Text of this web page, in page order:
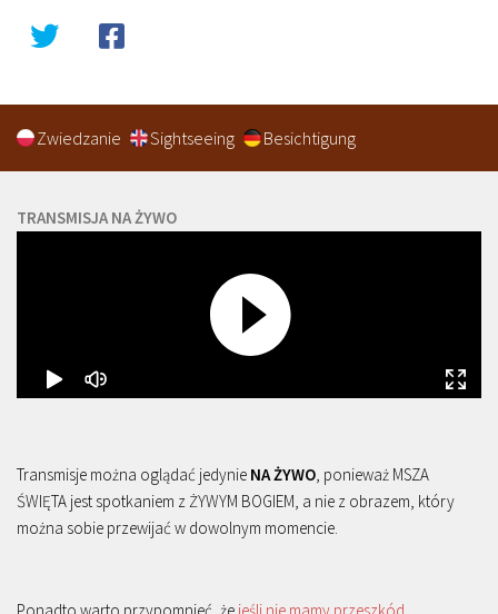
Zwiedzanie Sightseeing Besichtigung
TRANSMISJA NA ŻYWO
Transmisje można oglądać jedynie NA ŻYWO , ponieważ MSZA
ŚWIĘTA jest spotkaniem z ŻYWYM BOGIEM, a nie z obrazem, który
można sobie przewijać w dowolnym momencie.
Ponadto warto przypomnieć, że jeśli nie mamy przeszkód